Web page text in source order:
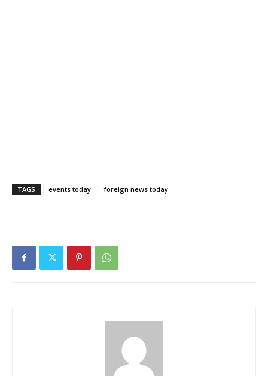
TAGS events today foreign news today